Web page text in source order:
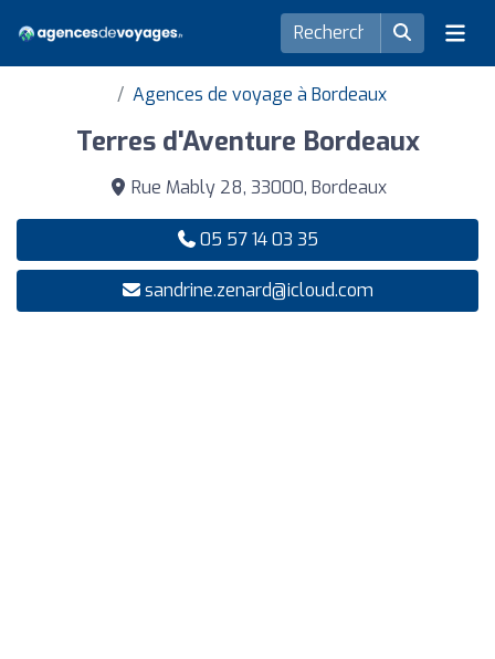
Agences de voyage à Bordeaux
Terres d'Aventure Bordeaux
Rue Mably 28, 33000, Bordeaux
05 57 14 03 35
sandrine.zenard@icloud.com